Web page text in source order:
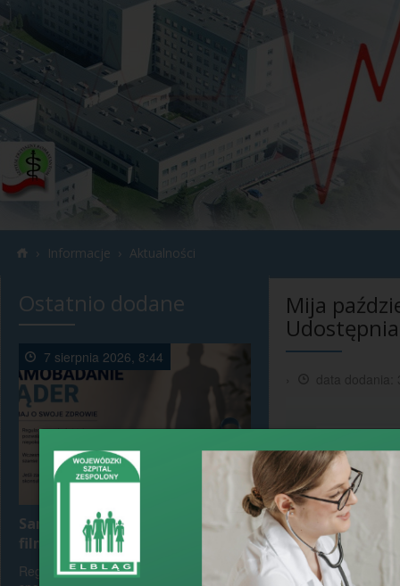
› Informacje › Aktualności
Ostatnio dodane
7 sierpnia 2026, 8:44
Samobadanie jąder – zobacz
film instruktażowy
Regularne samobadanie jąder to łatwy
Mija